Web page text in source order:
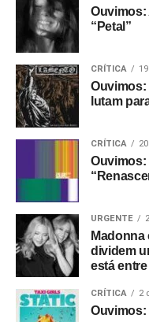
Ouvimos:
“Petal”
CRÍTICA
Ouvimos:
lutam
CRÍTICA
Ouvimos:
URGENTE
Madonna
dividem
está
CRÍTICA 2
Ouvimos: